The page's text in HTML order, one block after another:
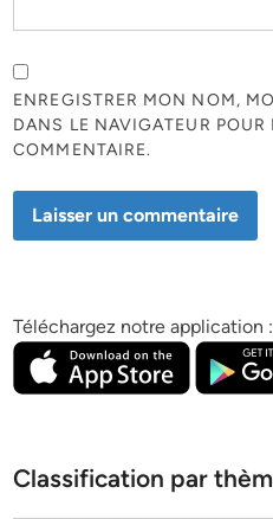
ENREGISTRER MON NOM,
DANS LE NAVIGATEUR
COMMENTAIRE.
Téléchargez notre application :
Classification par